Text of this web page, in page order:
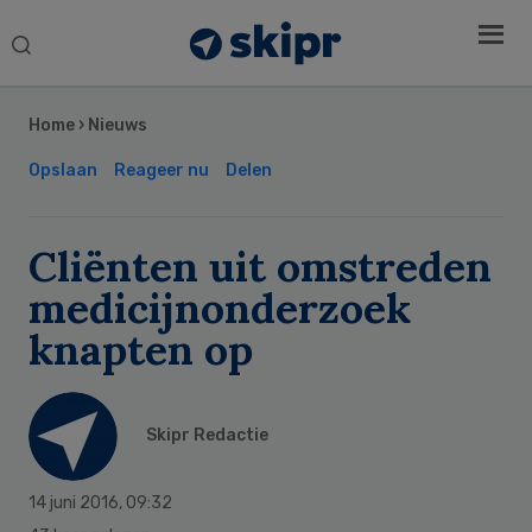
Search
Home › Nieuws
Opslaan Reageer nu Delen
Cliënten uit omstreden
medicijnonderzoek
knapten op
Skipr Redactie
14 juni 2016, 09:32
Sidebar